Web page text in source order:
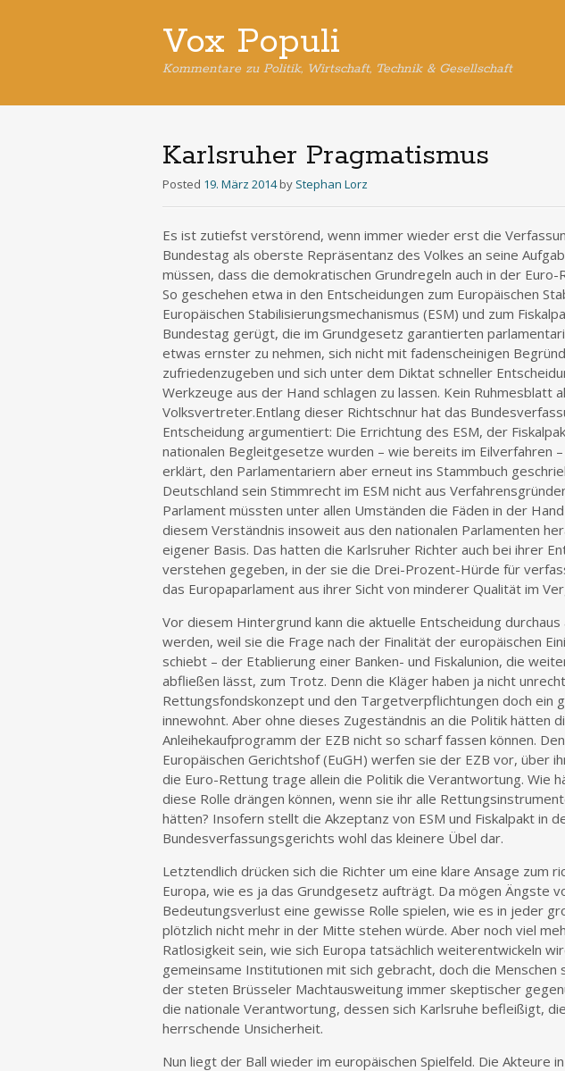
Vox Populi
Kommentare zu Politik, Wirtschaft, Technik & Gesellschaft
Karlsruher Pragmatismus
Posted 19. März 2014 by Stephan Lorz
Es ist zutiefst verstörend, wenn immer wieder erst die
Bundestag als oberste Repräsentanz des Volkes an seine
müssen, dass die demokratischen Grundregeln auch in der
So geschehen etwa in den Entscheidungen zum Europäischen
Europäischen Stabilisierungsmechanismus (ESM) und zum
Bundestag gerügt, die im Grundgesetz garantierten
etwas ernster zu nehmen, sich nicht mit fadenscheinigen
zufriedenzugeben und sich unter dem Diktat schneller
Werkzeuge aus der Hand schlagen zu lassen. Kein Ruhmesblatt
Volksvertreter.Entlang dieser Richtschnur hat das
Entscheidung argumentiert: Die Errichtung des ESM, der
nationalen Begleitgesetze wurden – wie bereits im Eilverfahren
erklärt, den Parlamentariern aber erneut ins Stammbuch
Deutschland sein Stimmrecht im ESM nicht aus
Parlament müssten unter allen Umständen die Fäden in der
diesem Verständnis insoweit aus den nationalen Parlamenten
eigener Basis. Das hatten die Karlsruher Richter auch bei ihrer
verstehen gegeben, in der sie die Drei-Prozent-Hürde für
das Europaparlament aus ihrer Sicht von minderer Qualität im
Vor diesem Hintergrund kann die aktuelle Entscheidung
werden, weil sie die Frage nach der Finalität der europäischen
schiebt – der Etablierung einer Banken- und Fiskalunion, die
abfließen lässt, zum Trotz. Denn die Kläger haben ja nicht
Rettungsfondskonzept und den Targetverpflichtungen doch ein
innewohnt. Aber ohne dieses Zugeständnis an die Politik hätten
Anleihekaufprogramm der EZB nicht so scharf fassen können.
Europäischen Gerichtshof (EuGH) werfen sie der EZB vor, über
die Euro-Rettung trage allein die Politik die Verantwortung. Wie
diese Rolle drängen können, wenn sie ihr alle
hätten? Insofern stellt die Akzeptanz von ESM und Fiskalpakt in
Bundesverfassungsgerichts wohl das kleinere Übel dar.
Letztendlich drücken sich die Richter um eine klare Ansage zum
Europa, wie es ja das Grundgesetz aufträgt. Da mögen Ängste
Bedeutungsverlust eine gewisse Rolle spielen, wie es in jeder
plötzlich nicht mehr in der Mitte stehen würde. Aber noch viel
Ratlosigkeit sein, wie sich Europa tatsächlich weiterentwickeln
gemeinsame Institutionen mit sich gebracht, doch die Menschen
der steten Brüsseler Machtausweitung immer skeptischer
die nationale Verantwortung, dessen sich Karlsruhe befleißigt,
herrschende Unsicherheit.
Nun liegt der Ball wieder im europäischen Spielfeld. Die Akteure